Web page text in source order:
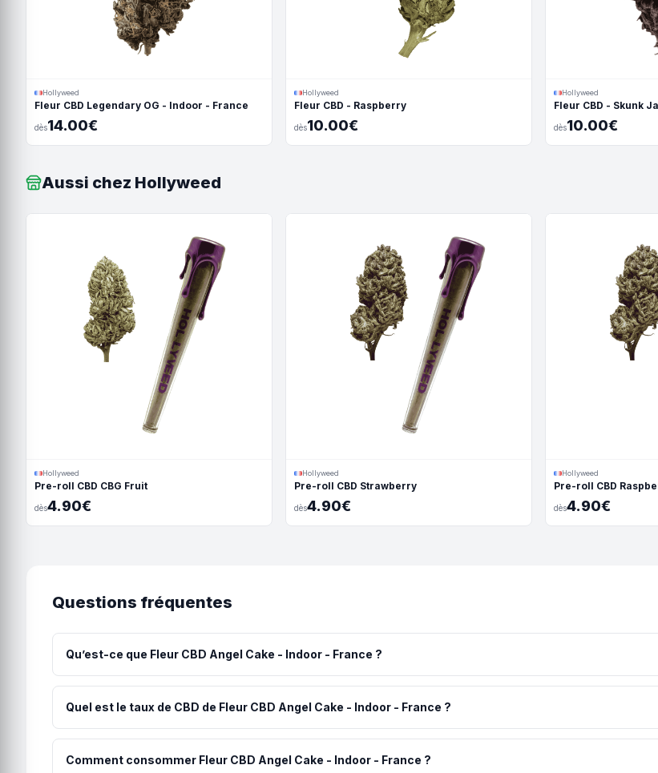
Hollyweed
Fleur CBD Legendary OG - Indoor - France
dès14.00€
Hollyweed
Fleur CBD - Raspberry
dès10.00€
Hollyweed
Fleur CBD - Skunk
dès10.00€
Aussi chez Hollyweed
Hollyweed
Pre-roll CBD CBG Fruit
dès4.90€
Hollyweed
Pre-roll CBD Strawberry
dès4.90€
Hollyweed
Pre-roll CBD
dès4.90€
Questions fréquentes
Qu’est-ce que Fleur CBD Angel Cake - Indoor - France ?
Fleur CBD Angel Cake Indoor cultivée dans le Nord de la France. Version indoor premium avec arômes fruités
Quel est le taux de CBD de Fleur CBD Angel Cake - Indoor - France ?
Fleur CBD Angel Cake - Indoor - France contient 6% de CBD. Avec un taux de 6%, ce produit convient
général en douceur.
Comment consommer Fleur CBD Angel Cake - Indoor - France ?